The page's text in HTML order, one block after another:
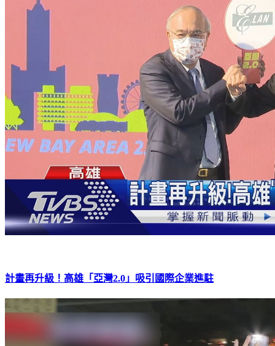
計畫再升級！高雄「亞灣2.0」吸引國際企業進駐